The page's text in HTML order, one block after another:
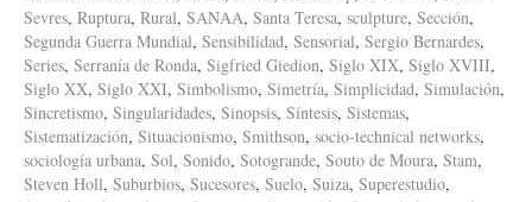
Sevres, Ruptura, Rural, SANAA, Santa Teresa, sculpture, Sección,
Segunda Guerra Mundial, Sensibilidad, Sensorial, Sergio Bernardes,
Series, Serranía de Ronda, Sigfried Giedion, Siglo XIX, Siglo XVIII,
Siglo XX, Siglo XXI, Simbolismo, Simetría, Simplicidad, Simulación,
Sincretismo, Singularidades, Sinopsis, Síntesis, Sistemas,
Sistematización, Situacionismo, Smithson, socio-technical networks,
sociología urbana, Sol, Sonido, Sotogrande, Souto de Moura, Stam,
Steven Holl, Suburbios, Sucesores, Suelo, Suiza, Superestudio,